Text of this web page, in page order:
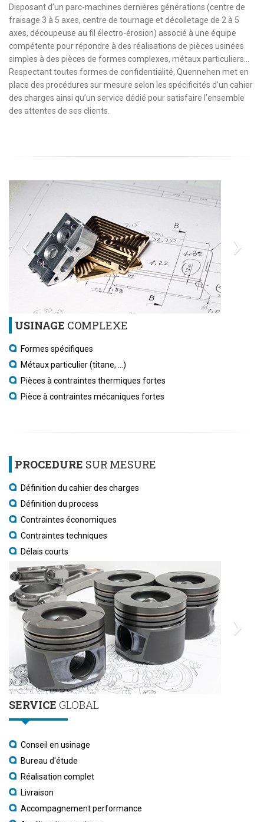
Disposant d’un parc-machines dernières générations (centre de
fraisage 3 à 5 axes, centre de tournage et décolletage de 2 à 5
axes, découpeuse au fil électro-érosion) associé à une équipe
compétente pour répondre à des réalisations de pièces usinées
simples à des pièces de formes complexes, métaux particuliers…
Respectant toutes formes de confidentialité, Quennehen met en
place des procédures sur mesure selon les spécificités d’un cahier
des charges ainsi qu’un service dédié pour satisfaire l’ensemble
des attentes de ses clients.
USINAGE COMPLEXE
Formes spécifiques
Métaux particulier (titane, …)
Pièces à contraintes thermiques fortes
Pièce à contraintes mécaniques fortes
PROCEDURE SUR MESURE
Définition du cahier des charges
Définition du process
Contraintes économiques
Contraintes techniques
Délais courts
SERVICE GLOBAL
Conseil en usinage
Bureau d'étude
Réalisation complet
Livraison
Accompagnement performance